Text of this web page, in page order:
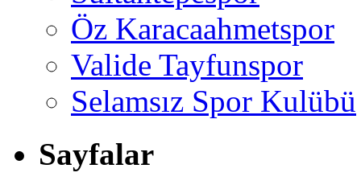
Öz Karacaahmetspor
Valide Tayfunspor
Selamsız Spor Kulübü
Sayfalar